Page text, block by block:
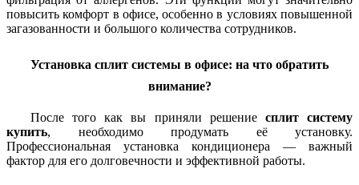
повысить комфорт в офисе, особенно в условиях повышенной
загазованности и большого количества сотрудников.
Установка сплит системы в офисе: на что обратить
внимание?
После того как вы приняли решение сплит систему
купить, необходимо продумать её установку.
Профессиональная установка кондиционера — важный
фактор для его долговечности и эффективной работы.